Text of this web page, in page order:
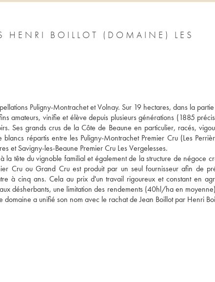
HENRI BOILLOT (DOMAINE) LES
Puligny-Montrachet et Volnay. Sur 19 hectares, dans la
amateurs, vinifie et élève depuis plusieurs générations (1885
Ses grands crus de la Côte de Beaune en particulier, racés,
répartis entre les Puligny-Montrachet Premier Cru (Les
et Savigny-les-Beaune Premier Cru Les Vergelesses.
tête du vignoble familial et également de la structure de négoce
Cru ou Grand Cru est produit par un seul fournisseur afin de
à cinq ans. Cela au prix d'un travail rigoureux et constant en
désherbants, une limitation des rendements (40hl/ha en
a unifié son nom avec le rachat de Jean Boillot par Henri